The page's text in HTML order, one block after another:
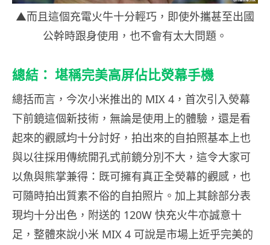
▲而且這個充電火牛十分輕巧，即使外攜甚至出國
公幹時跟身使用，也不會有太大問題。
總結： 堪稱完美高屏佔比熒幕手機
總括而言，今次小米推出的 MIX 4，首次引入熒幕
下前鏡這個新技術，無論是使用上的體驗，還是看
起來的觀感均十分討好，拍出來的自拍照基本上也
與以往採用傳統開孔式前鏡分別不大，這令大家可
以魚與熊掌兼得：既可擁有真正全熒幕的觀感，也
可隨時拍出質素不俗的自拍照片。加上其餘部分表
現均十分出色，附送的 120W 快充火牛亦誠意十
足，整體來說小米 MIX 4 可說是市場上近乎完美的